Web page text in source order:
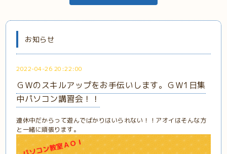
お知らせ
2022-04-26 20:22:00
ＧＷのスキルアップをお手伝いします。ＧＷ1日集
中パソコン講習会！！
連休中だからって遊んでばかりはいられない！！アオイはそんな方
と一緒に頑張ります。